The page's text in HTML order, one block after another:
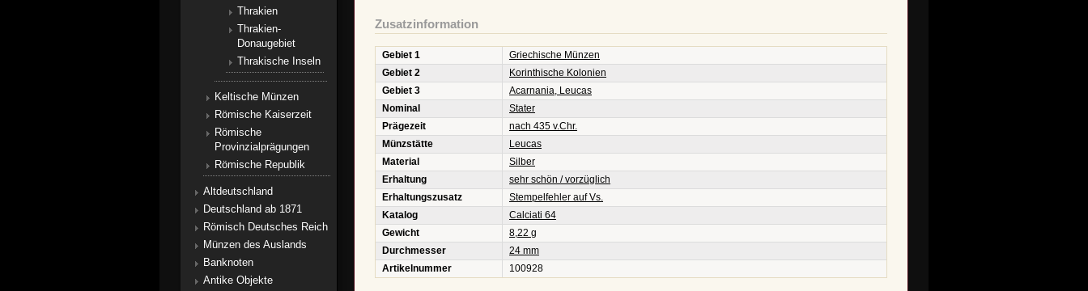
Zusatzinformation
Gebiet 1
Griechische Münzen
Gebiet 2
Korinthische Kolonien
Gebiet 3
Acarnania, Leucas
Nominal
Stater
Prägezeit
nach 435 v.Chr.
Münzstätte
Leucas
Material
Silber
Erhaltung
sehr schön / vorzüglich
Erhaltungszusatz
Stempelfehler auf Vs.
Katalog
Calciati 64
Gewicht
8,22 g
Durchmesser
24 mm
Artikelnummer
100928
Thrakien
Thrakien-
Donaugebiet
Thrakische Inseln
Keltische Münzen
Römische Kaiserzeit
Römische
Provinzialprägungen
Römische Republik
Altdeutschland
Deutschland ab 1871
Römisch Deutsches Reich
Münzen des Auslands
Banknoten
Antike Objekte